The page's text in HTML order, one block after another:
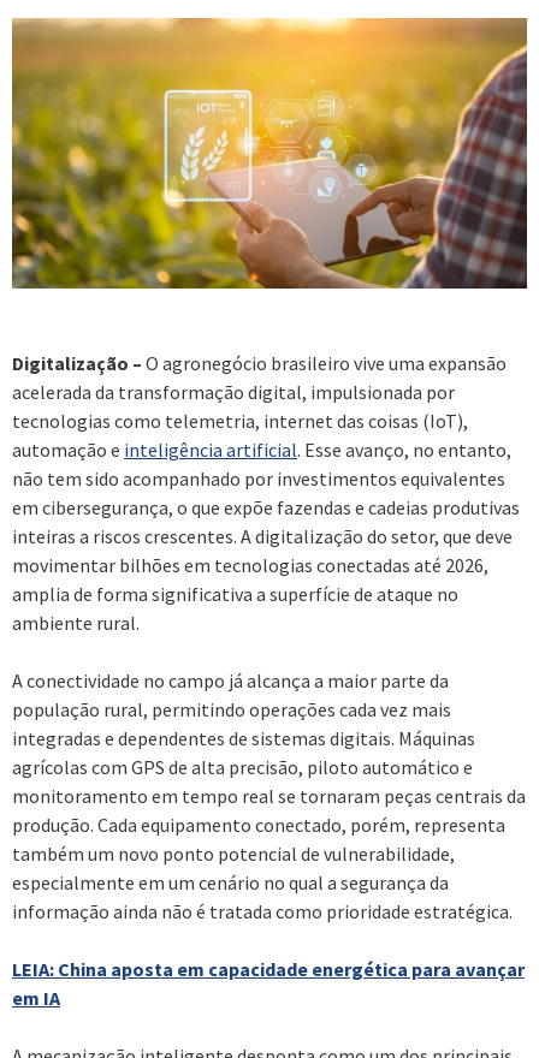
Digitalização – O agronegócio brasileiro vive uma expansão
acelerada da transformação digital, impulsionada por
tecnologias como telemetria, internet das coisas (IoT),
automação e inteligência artificial. Esse avanço, no entanto,
não tem sido acompanhado por investimentos equivalentes
em cibersegurança, o que expõe fazendas e cadeias produtivas
inteiras a riscos crescentes. A digitalização do setor, que deve
movimentar bilhões em tecnologias conectadas até 2026,
amplia de forma significativa a superfície de ataque no
ambiente rural.
A conectividade no campo já alcança a maior parte da
população rural, permitindo operações cada vez mais
integradas e dependentes de sistemas digitais. Máquinas
agrícolas com GPS de alta precisão, piloto automático e
monitoramento em tempo real se tornaram peças centrais da
produção. Cada equipamento conectado, porém, representa
também um novo ponto potencial de vulnerabilidade,
especialmente em um cenário no qual a segurança da
informação ainda não é tratada como prioridade estratégica.
LEIA: China aposta em capacidade energética para avançar
em IA